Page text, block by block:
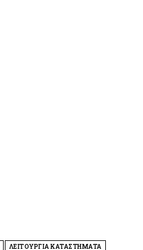
ΛΕΙΤΟΥΡΓΙΑ ΚΑΤΑΣΤΗΜΑΤΑ